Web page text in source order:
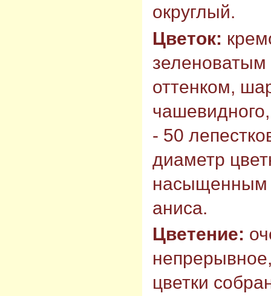
округлый.
Цветок:
оттенком,
- 50
диаметр
насыщенным
аниса.
Цветение:
цветки